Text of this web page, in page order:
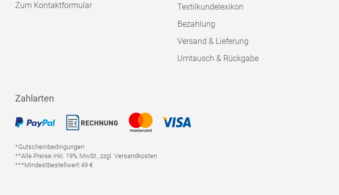
Zum Kontaktformular
Textilkundelexikon
Bezahlung
Versand & Lieferung
Umtausch & Rückgabe
Zahlarten
*Gutscheinbedingungen
**Alle Preise inkl. 19% MwSt., zzgl. Versandkosten
***Mindestbestellwert 49 €